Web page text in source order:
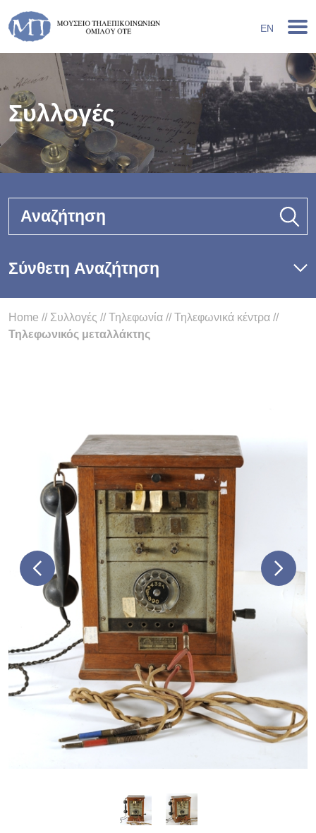
EN
Συλλογές
Αναζήτηση
Σύνθετη Αναζήτηση
Home // Συλλογές //Τηλεφωνία //Τηλεφωνικά κέντρα //
Τηλεφωνικός μεταλλάκτης